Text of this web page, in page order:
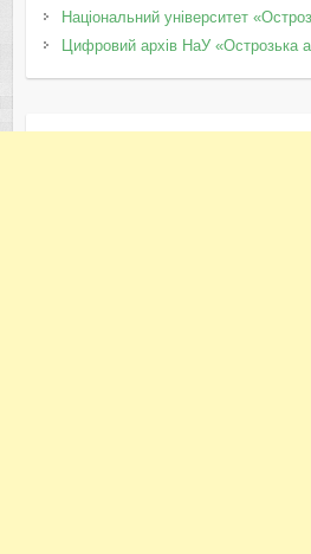
Національний університет
Цифровий архів НаУ «Острозька